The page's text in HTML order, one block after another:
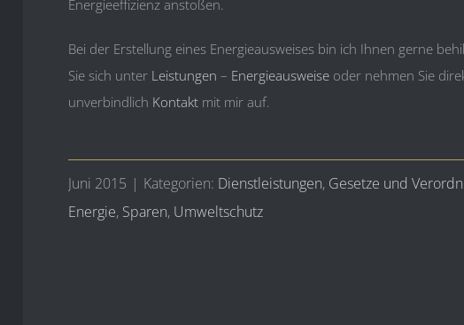
Energieeffizienz anstoßen.
Bei der Erstellung eines Energieausweises bin ich Ihnen gerne
Sie sich unter Leistungen – Energieausweise oder nehmen Sie
unverbindlich Kontakt mit mir auf.
Juni 2015 | Kategorien: Dienstleistungen, Gesetze und
Energie, Sparen, Umweltschutz